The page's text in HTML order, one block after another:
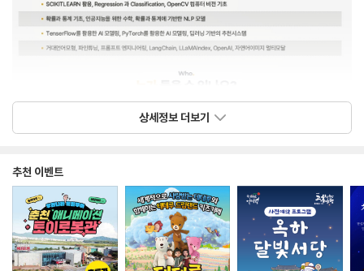
상세정보 더보기
추천 이벤트